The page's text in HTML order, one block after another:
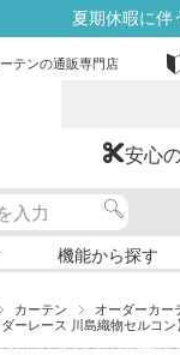
夏期休暇に伴
テンの通販専門店
安心
機能から探す
カーテン
オーダーカー
ダーレース 川島織物セルコ